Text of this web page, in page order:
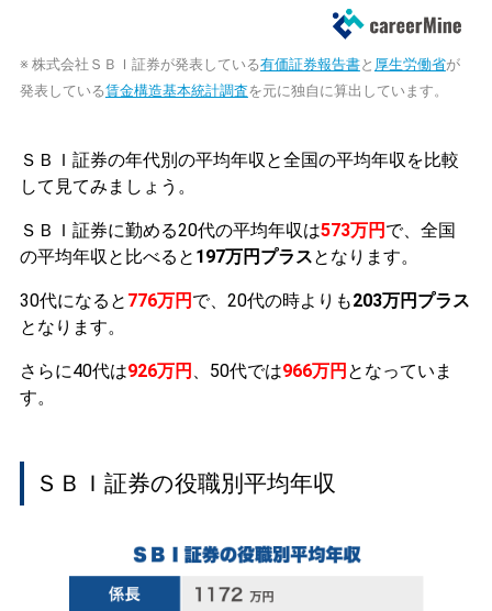
※ 株式会社ＳＢＩ証券が発表している有価証券報告書と 厚生労働省が
発表している賃金構造基本統計調査を元に独自に算出しています。
ＳＢＩ証券の年代別の平均年収と全国の平均年収を比較
して見てみましょう。
ＳＢＩ証券に勤める20代の平均年収は573万円 で、全国
の平均年収と比べると 197万円プラスとなります。
30代になると 776万円 で、20代の時よりも203万円プラス
となります。
さらに40代は926万円 、50代では966万円 となっていま
す。
ＳＢＩ証券の役職別平均年収